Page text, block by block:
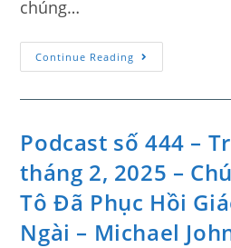
chúng…
Continue Reading
Podcast số 444 –
tháng 2, 2025 –
Tô Đã Phục Hồi
Ngài – Michael